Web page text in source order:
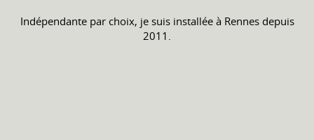
Indépendante par choix, je suis installée à Rennes depuis
2011.